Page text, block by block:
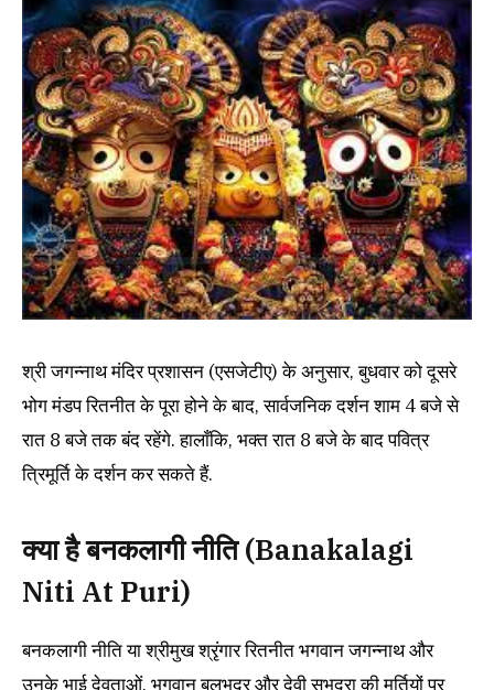
श्री जगन्नाथ मंदिर प्रशासन (एसजेटीए) के अनुसार, बुधवार को दूसरे
भोग मंडप रितनीत के पूरा होने के बाद, सार्वजनिक दर्शन शाम 4 बजे से
रात 8 बजे तक बंद रहेंगे. हालाँकि, भक्त रात 8 बजे के बाद पवित्र
त्रिमूर्ति के दर्शन कर सकते हैं.
क्या है बनकलागी नीति (Banakalagi
Niti At Puri)
बनकलागी नीति या श्रीमुख श्रृंगार रितनीत भगवान जगन्नाथ और
उनके भाई देवताओं, भगवान बलभद्र और देवी सुभद्रा की मूर्तियों पर